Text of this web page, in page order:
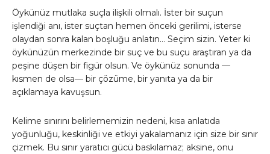
Öykünüz mutlaka suçla ilişkili olmalı. İster bir suçun
işlendiği anı, ister suçtan hemen önceki gerilimi, isterse
olaydan sonra kalan boşluğu anlatın… Seçim sizin. Yeter ki
öykünüzün merkezinde bir suç ve bu suçu araştıran ya da
peşine düşen bir figür olsun. Ve öykünüz sonunda —
kısmen de olsa— bir çözüme, bir yanıta ya da bir
açıklamaya kavuşsun.
Kelime sınırını belirlememizin nedeni, kısa anlatıda
yoğunluğu, keskinliği ve etkiyi yakalamanız için size bir sınır
çizmek. Bu sınır yaratıcı gücü baskılamaz; aksine, onu